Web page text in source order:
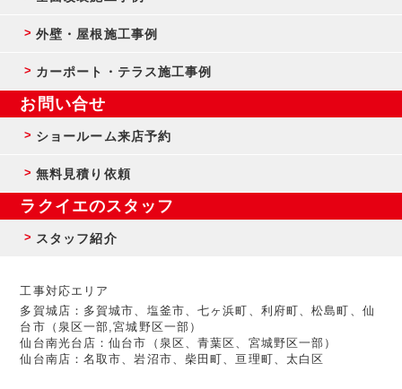
外壁・屋根施工事例
カーポート・テラス施工事例
お問い合せ
ショールーム来店予約
無料見積り依頼
ラクイエのスタッフ
スタッフ紹介
工事対応エリア
多賀城店：多賀城市、塩釜市、七ヶ浜町、利府町、松島町、仙
台市（泉区一部,宮城野区一部）
仙台南光台店：仙台市（泉区、青葉区、宮城野区一部）
仙台南店：名取市、岩沼市、柴田町、亘理町、太白区